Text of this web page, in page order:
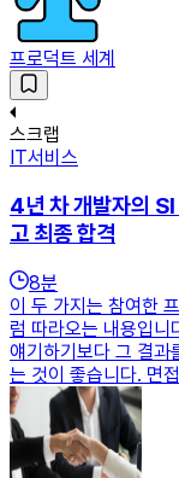
프로덕트 세계
스크랩
IT서비스
4년 차 개발자의
고 최종 합격
8분
이 두 가지는 참여한
럼 따라오는 내용입니
얘기하기보다 그 결과
는 것이 좋습니다. 면